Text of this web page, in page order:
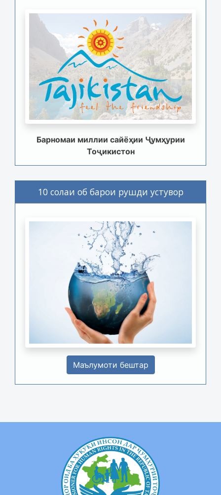
Барномаи миллии сайёҳии Ҷумҳурии
Тоҷикистон
10 солаи об барои рушди устувор
Маълумоти бештар